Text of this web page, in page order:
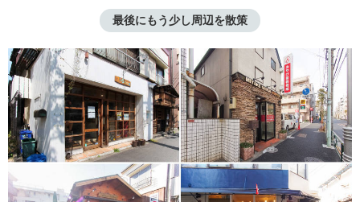
最後にもう少し周辺を散策